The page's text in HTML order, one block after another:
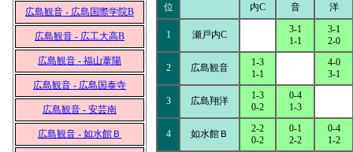
広島観音 - 広島国際学院B
広島観音 - 広工大高B
広島観音 - 福山葦陽
広島観音 - 広島国泰寺
広島観音 - 安芸南
広島観音 - 如水館Ｂ
位
内C
音
洋
1 瀬戸内C
3-1
1-1
3-1
2-0
2 広島観音
1-3
1-1
4-0
3-1
3 広島翔洋
1-3
0-2
0-4
1-3
4 如水館Ｂ
2-2
0-2
0-1
2-2
0-4
1-2